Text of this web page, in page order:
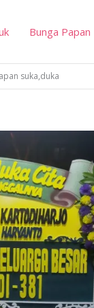
Bunga Papan
suka,duka